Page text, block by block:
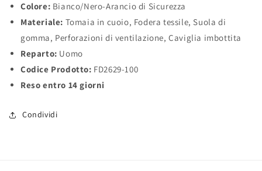
Colore: Bianco/Nero-Arancio di Sicurezza
Materiale: Tomaia in cuoio, Fodera tessile, Suola di
gomma, Perforazioni di ventilazione, Caviglia imbottita
Reparto: Uomo
Codice Prodotto: FD2629-100
Reso entro 14 giorni
Condividi